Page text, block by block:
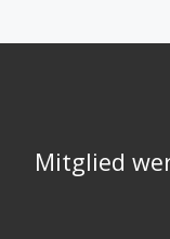
Mitglied